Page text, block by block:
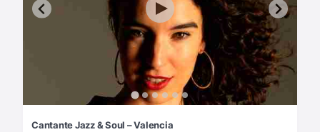
Cantante Jazz & Soul – Valencia